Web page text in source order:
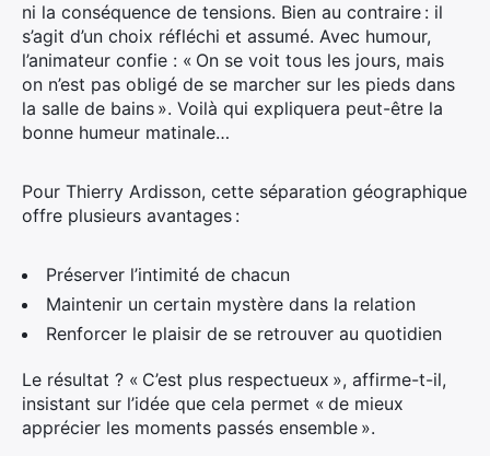
ni la conséquence de tensions. Bien au contraire : il
s’agit d’un choix réfléchi et assumé. Avec humour,
l’animateur confie : « On se voit tous les jours, mais
on n’est pas obligé de se marcher sur les pieds dans
la salle de bains ». Voilà qui expliquera peut-être la
bonne humeur matinale…
Pour Thierry Ardisson, cette séparation géographique
offre plusieurs avantages :
Préserver l’intimité de chacun
Maintenir un certain mystère dans la relation
Renforcer le plaisir de se retrouver au quotidien
Le résultat ? « C’est plus respectueux », affirme-t-il,
insistant sur l’idée que cela permet « de mieux
apprécier les moments passés ensemble ».